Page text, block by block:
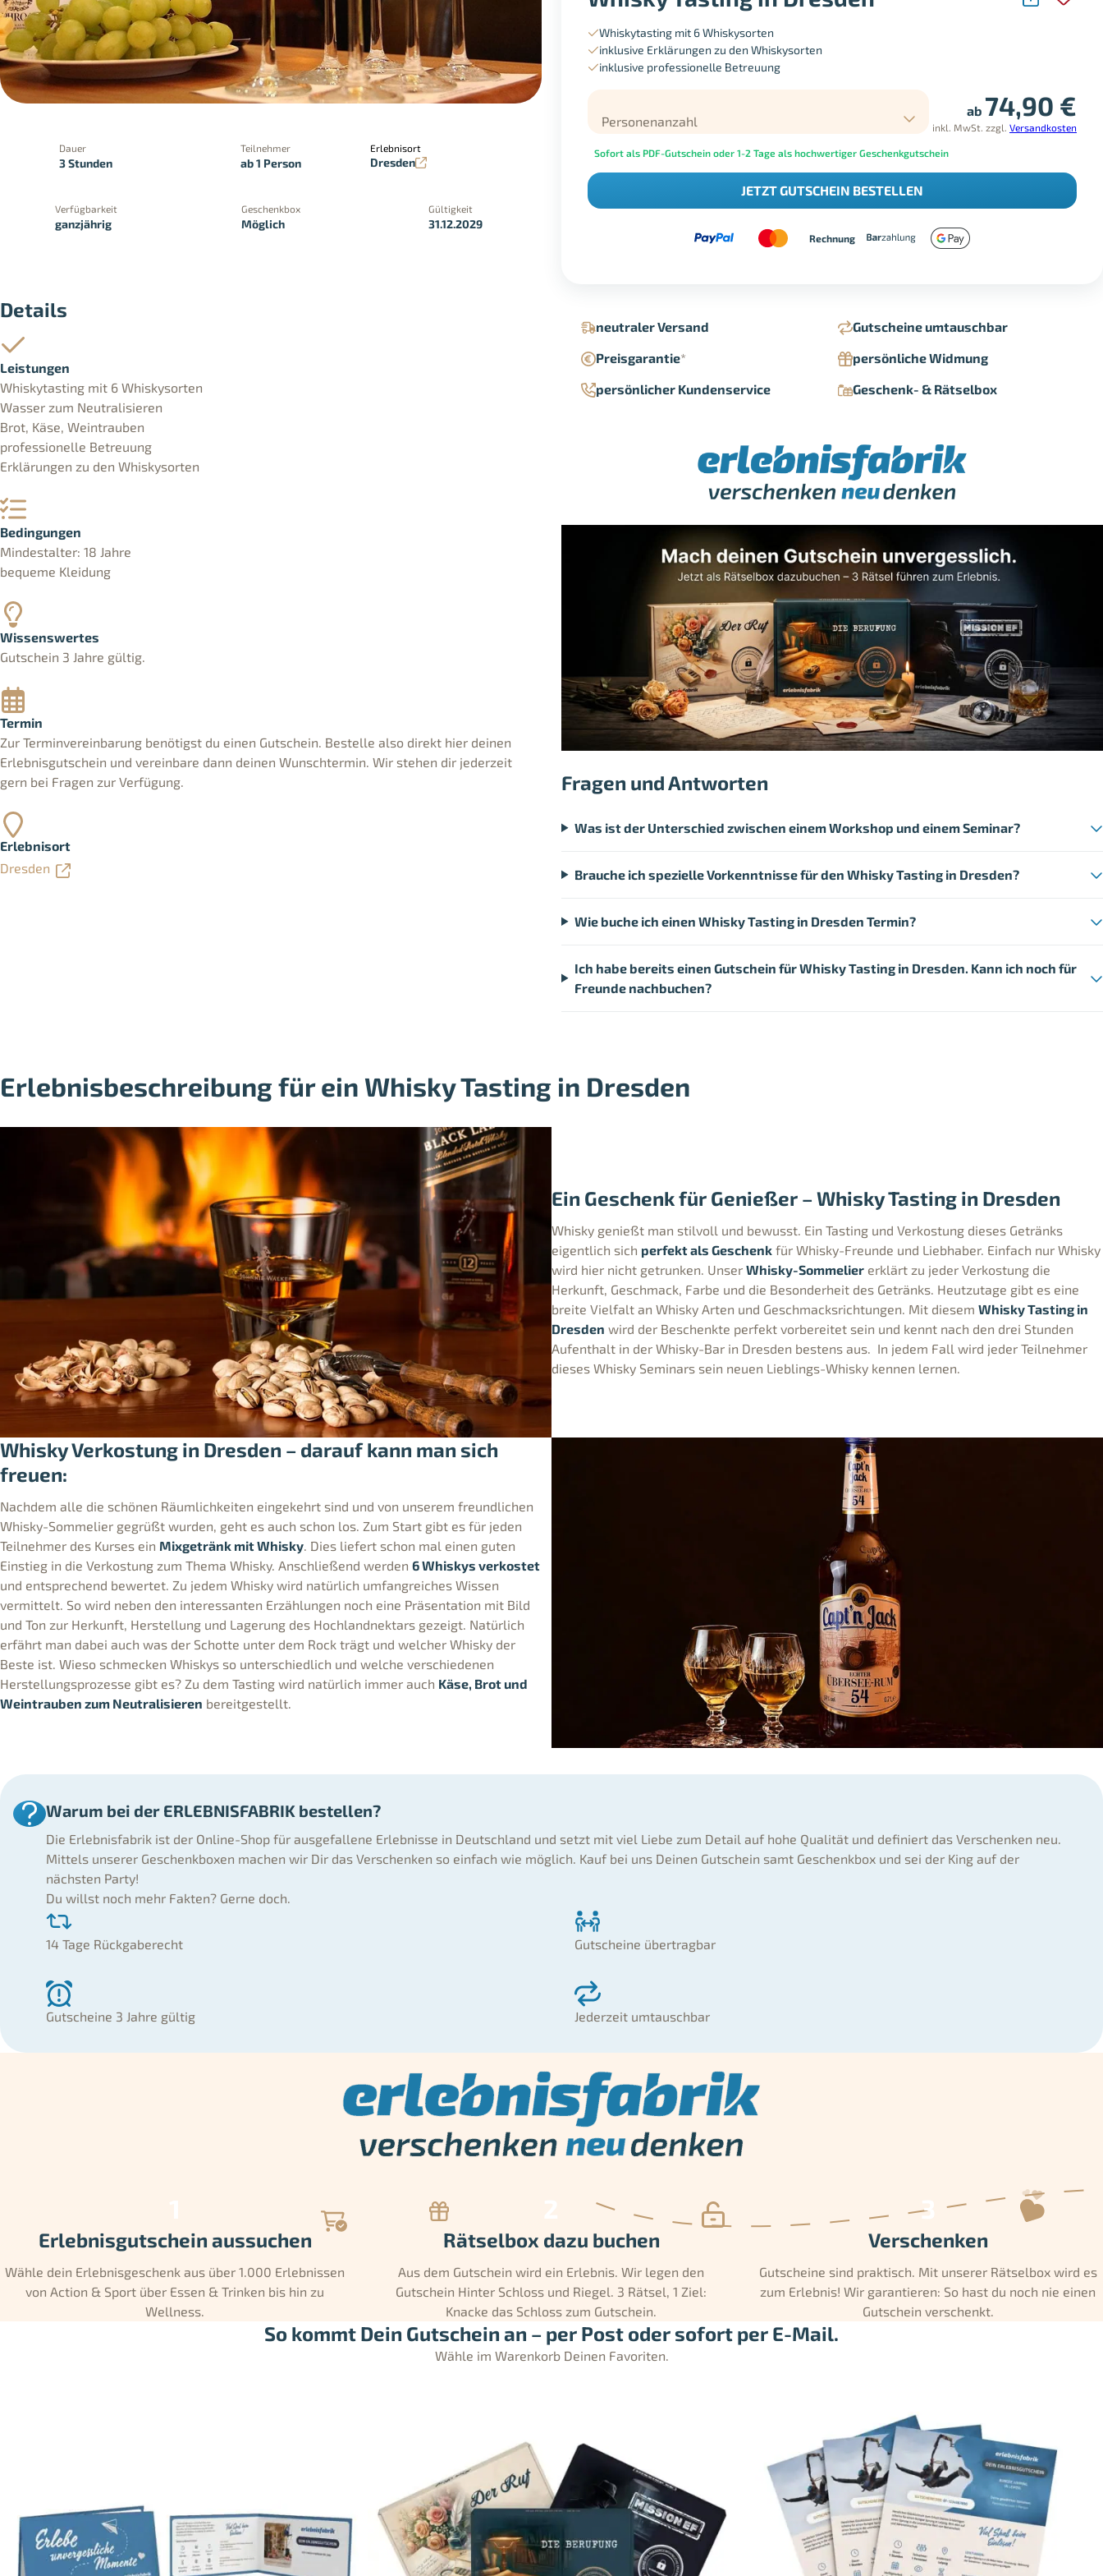
Whiskytasting mit 6 Whiskysorten
inklusive Erklärungen zu den Whiskysorten
inklusive professionelle Betreuung
Personenanzahl
ab 74,90 €
inkl. MwSt. zzgl. Versandkosten
Sofort als PDF-Gutschein oder 1-2 Tage als hochwertiger Geschenkgutschein
JETZT GUTSCHEIN BESTELLEN
Rechnung
Dauer
3 Stunden
Teilnehmer
ab 1 Person
Erlebnisort
Dresden
Verfügbarkeit
ganzjährig
Geschenkbox
Möglich
Gültigkeit
31.12.2029
neutraler Versand
Gutscheine umtauschbar
Preisgarantie*
persönliche Widmung
persönlicher Kundenservice
Geschenk- & Rätselbox
Details
Leistungen
Whiskytasting mit 6 Whiskysorten
Wasser zum Neutralisieren
Brot, Käse, Weintrauben
professionelle Betreuung
Erklärungen zu den Whiskysorten
Bedingungen
Mindestalter: 18 Jahre
bequeme Kleidung
Wissenswertes
Gutschein 3 Jahre gültig.
Termin
Zur Terminvereinbarung benötigst du einen Gutschein. Bestelle also direkt hier deinen
Erlebnisgutschein und vereinbare dann deinen Wunschtermin. Wir stehen dir jederzeit
gern bei Fragen zur Verfügung.
Erlebnisort
Dresden
Fragen und Antworten
Was ist der Unterschied zwischen einem Workshop und einem Seminar?
Brauche ich spezielle Vorkenntnisse für den Whisky Tasting in Dresden?
Wie buche ich einen Whisky Tasting in Dresden Termin?
Ich habe bereits einen Gutschein für Whisky Tasting in Dresden. Kann ich noch für
Freunde nachbuchen?
Erlebnisbeschreibung für ein Whisky Tasting in Dresden
Ein Geschenk für Genießer – Whisky Tasting in Dresden
Whisky genießt man stilvoll und bewusst. Ein Tasting und Verkostung dieses Getränks
eigentlich sich perfekt als Geschenk für Whisky-Freunde und Liebhaber. Einfach nur Whisky
wird hier nicht getrunken. Unser Whisky-Sommelier erklärt zu jeder Verkostung die
Herkunft, Geschmack, Farbe und die Besonderheit des Getränks. Heutzutage gibt es eine
breite Vielfalt an Whisky Arten und Geschmacksrichtungen. Mit diesem Whisky Tasting in
Dresden wird der Beschenkte perfekt vorbereitet sein und kennt nach den drei Stunden
Aufenthalt in der Whisky-Bar in Dresden bestens aus. In jedem Fall wird jeder Teilnehmer
dieses Whisky Seminars sein neuen Lieblings-Whisky kennen lernen.
Whisky Verkostung in Dresden – darauf kann man sich
freuen:
Nachdem alle die schönen Räumlichkeiten eingekehrt sind und von unserem freundlichen
Whisky-Sommelier gegrüßt wurden, geht es auch schon los. Zum Start gibt es für jeden
Teilnehmer des Kurses ein Mixgetränk mit Whisky . Dies liefert schon mal einen guten
Einstieg in die Verkostung zum Thema Whisky. Anschließend werden 6 Whiskys verkostet
und entsprechend bewertet. Zu jedem Whisky wird natürlich umfangreiches Wissen
vermittelt. So wird neben den interessanten Erzählungen noch eine Präsentation mit Bild
und Ton zur Herkunft, Herstellung und Lagerung des Hochlandnektars gezeigt. Natürlich
erfährt man dabei auch was der Schotte unter dem Rock trägt und welcher Whisky der
Beste ist. Wieso schmecken Whiskys so unterschiedlich und welche verschiedenen
Herstellungsprozesse gibt es? Zu dem Tasting wird natürlich immer auch Käse, Brot und
Weintrauben zum Neutralisieren bereitgestellt.
Warum bei der ERLEBNISFABRIK bestellen?
Die Erlebnisfabrik ist der Online-Shop für ausgefallene Erlebnisse in Deutschland und setzt mit viel Liebe zum Detail auf hohe Qualität und definiert das Verschenken neu.
Mittels unserer Geschenkboxen machen wir Dir das Verschenken so einfach wie möglich. Kauf bei uns Deinen Gutschein samt Geschenkbox und sei der King auf der
nächsten Party!
Du willst noch mehr Fakten? Gerne doch.
14 Tage Rückgaberecht Gutscheine übertragbar
Gutscheine 3 Jahre gültig Jederzeit umtauschbar
Erlebnisgutschein aussuchen
Wähle dein Erlebnisgeschenk aus über 1.000 Erlebnissen
von Action & Sport über Essen & Trinken bis hin zu
Wellness.
Rätselbox dazu buchen
Aus dem Gutschein wird ein Erlebnis. Wir legen den
Gutschein Hinter Schloss und Riegel. 3 Rätsel, 1 Ziel:
Knacke das Schloss zum Gutschein.
Verschenken
Gutscheine sind praktisch. Mit unserer Rätselbox wird es
zum Erlebnis! Wir garantieren: So hast du noch nie einen
Gutschein verschenkt.
So kommt Dein Gutschein an – per Post oder sofort per E-Mail.
Wähle im Warenkorb Deinen Favoriten.